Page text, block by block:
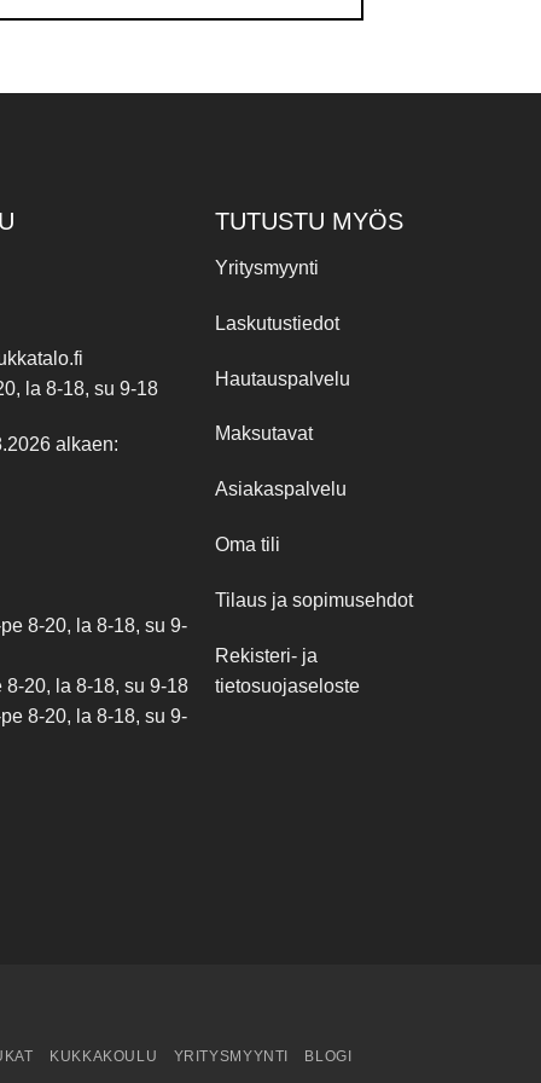
la 8-18, su 9-18
alkaen:
8-20, la 8-18, su 9-
8-20, la 8-18, su 9-18
8-20, la 8-18, su 9-
TUTUSTU MYÖS
Yritysmyynti
Laskutustiedot
Hautauspalvelu
Maksutavat
Asiakaspalvelu
Oma tili
Tilaus ja sopimusehdot
Rekisteri- ja
tietosuojaseloste
KUKKAKOULU YRITYSMYYNTI
BLOGI